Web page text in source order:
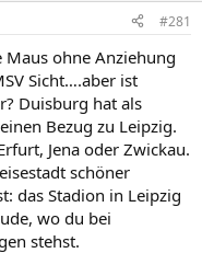
#281
ohne Anziehung
Sicht….aber ist
Duisburg hat als
Bezug zu Leipzig.
Jena oder Zwickau.
schöner
das Stadion in Leipzig
wo du bei
stehst.